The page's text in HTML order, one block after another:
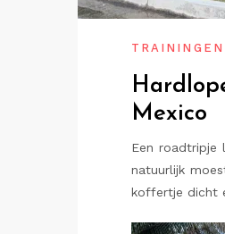
TRAININGEN
Mexico
Een roadtripje
natuurlijk
koffertje dicht